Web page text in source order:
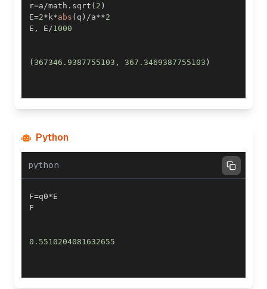
r=a /math . sqrt ( 2 )
E=2* k*abs ( q ) /a**2
E , E /1000
( 367346.9387755103 , 367.3469387755103 )
Python
python
F=q0*
0.5510204081632655